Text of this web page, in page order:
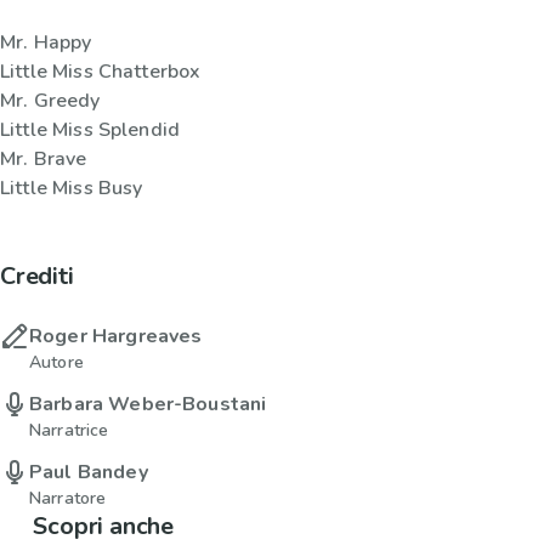
Mr. Happy
Little Miss Chatterbox
Mr. Greedy
Little Miss Splendid
Mr. Brave
Little Miss Busy
Crediti
Roger Hargreaves
Autore
Barbara Weber-Boustani
Narratrice
Paul Bandey
Narratore
Scopri anche